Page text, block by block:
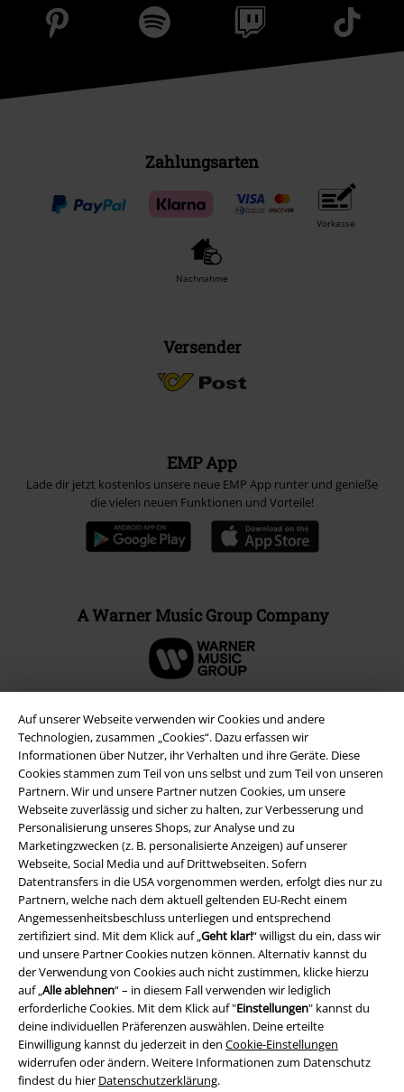
Auf unserer Webseite verwenden wir Cookies und andere
Technologien, zusammen „Cookies“. Dazu erfassen wir
Informationen über Nutzer, ihr Verhalten und ihre Geräte. Diese
Cookies stammen zum Teil von uns selbst und zum Teil von unseren
Partnern. Wir und unsere Partner nutzen Cookies, um unsere
Webseite zuverlässig und sicher zu halten, zur Verbesserung und
Personalisierung unseres Shops, zur Analyse und zu
Marketingzwecken (z. B. personalisierte Anzeigen) auf unserer
Webseite, Social Media und auf Drittwebseiten. Sofern
Datentransfers in die USA vorgenommen werden, erfolgt dies nur zu
Partnern, welche nach dem aktuell geltenden EU-Recht einem
Angemessenheitsbeschluss unterliegen und entsprechend
zertifiziert sind. Mit dem Klick auf „Geht klar!“ willigst du ein, dass wir
und unsere Partner Cookies nutzen können. Alternativ kannst du
der Verwendung von Cookies auch nicht zustimmen, klicke hierzu
auf „Alle ablehnen“ – in diesem Fall verwenden wir lediglich
erforderliche Cookies. Mit dem Klick auf "Einstellungen" kannst du
deine individuellen Präferenzen auswählen. Deine erteilte
Einwilligung kannst du jederzeit in den Cookie-Einstellungen
widerrufen oder ändern. Weitere Informationen zum Datenschutz
findest du hier Datenschutzerklärung.
Zahlungsarten
Vorkasse
Nachnahme
Versender
EMP App
Lade dir jetzt kostenlos unsere neue EMP App runter und genieße
die vielen neuen Funktionen und Vorteile!
A Warner Music Group Company
Rechtliches
AGB
Impressum
Datenschutz
Entsorgung und Umweltschutz
Konformitätserklärung